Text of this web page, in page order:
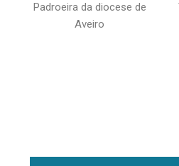
Padroeira da diocese de
Aveiro